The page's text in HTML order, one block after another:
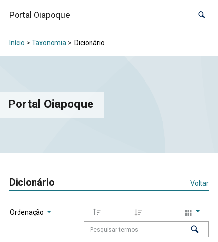
Portal Oiapoque
Início > Taxonomia> Dicionário
Portal Oiapoque
Dicionário Voltar
Ordenação